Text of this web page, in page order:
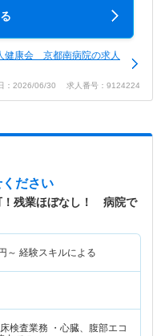
健康会 京都南病院の求人
：2026/06/30 求人番号：9124224
ださい
！残業ほぼなし！ 病院で
～ 経験スキルによる
検査業務 ・心臓、腹部エコ